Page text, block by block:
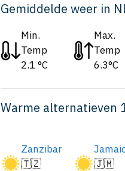
Gemiddelde weer in
Min.
Temp
2.1 °C
Max.
Temp
6.3°C
Warme alternatieven
Zanzibar
🇹🇿
🇯🇲